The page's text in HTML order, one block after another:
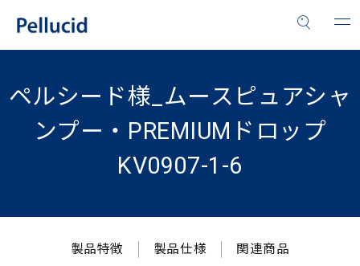
ペルシード様_ムースピュアシャ
ンプー・PREMIUMドロップ
KV0907-1-6
製品特徴 製品仕様 関連商品